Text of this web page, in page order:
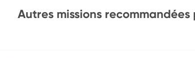
Autres missions recommandées